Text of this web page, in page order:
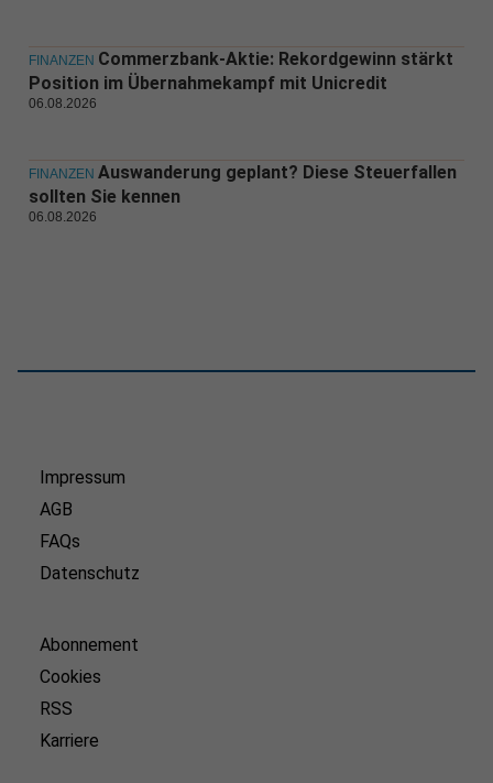
FINANZEN Commerzbank-Aktie: Rekordgewinn stärkt
Position im Übernahmekampf mit Unicredit
06.08.2026
FINANZEN Auswanderung geplant? Diese Steuerfallen
sollten Sie kennen
06.08.2026
Impressum
AGB
FAQs
Datenschutz
Abonnement
Cookies
RSS
Karriere